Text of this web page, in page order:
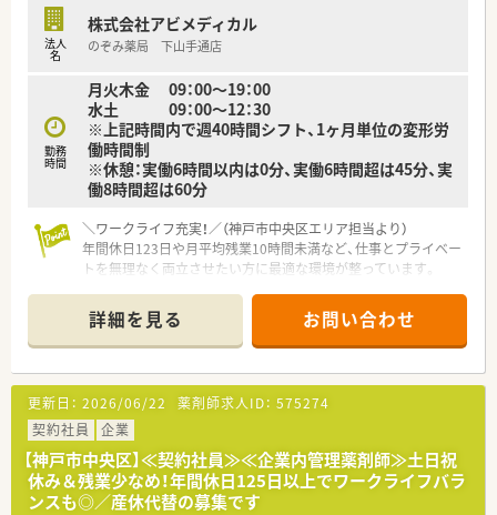
や商業施設が充実しているため昼休憩の過ごし方には困りませ
ん。
法人
名
株式会社アビメディカル
のぞみ薬局 下山手通店
勤務
時間
月火木金 09：00～19：00
水土 09：00～12：30
※上記時間内で週40時間シフト、1ヶ月単位の変形労
働時間制
※休憩：実働6時間以内は0分、実働6時間超は45分、実
働8時間超は60分
＼ワークライフ充実！／（神戸市中央区エリア担当より）
年間休日123日や月平均残業10時間未満など、仕事とプライベー
トを無理なく両立させたい方に最適な環境が整っています。
【店舗情報と応需状況について】
■花隈駅から徒歩8分、西元町駅からも徒歩圏内の便利な立地に
あり、複数路線が利用可能で毎日の通勤にストレスがかかりませ
ん。
■整形外科メインの処方箋を1日平均20枚ほど応需しており、枚
数が落ち着いているため一人ひとりの患者様に丁寧に向き合え
ます。
■薬剤師は正社員1名とパート1名、事務員は正社員1名とパート
1名の体制で、スタッフ同士が協力し合いながら業務を進めま
す。
詳細を見る お問い合わせ
更新日： 2026/06/22 薬剤師求人ID： 575274
契約社員
企業
【神戸市中央区】≪契約社員≫≪企業内管理薬剤師≫土日祝
休み＆残業少なめ！年間休日125日以上でワークライフバラ
ンスも◎／産休代替の募集です